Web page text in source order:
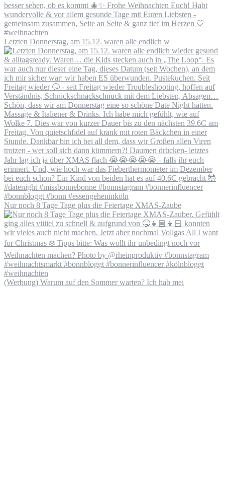
Letzten Donnerstag, am 15.12. waren alle endlich w
Nur noch 8 Tage Tage plus die Feiertage XMAS-Zaube
(Werbung) Warum auf den Sommer warten? Ich hab mei